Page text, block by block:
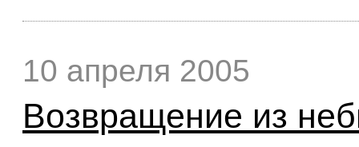
10 апреля 2005
Возвращение из